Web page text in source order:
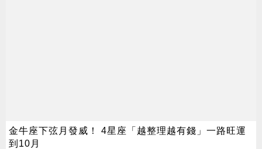
金牛座下弦月發威！ 4星座「越整理越有錢」一路旺運
到10月